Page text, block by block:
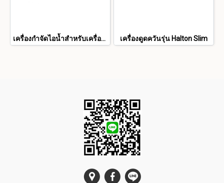
เครื่องกำจัดไอน้ำสำหรับเครื่องล้างจาน เครื่องดูดควันรุ่น Halton Slim